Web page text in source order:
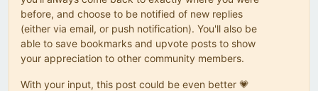
before, and choose to be notified of new replies
(either via email, or push notification). You'll also be
able to save bookmarks and upvote posts to show
your appreciation to other community members.
With your input, this post could be even better 💗